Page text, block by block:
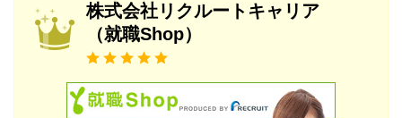
株式会社リクルートキャリア
（就職Shop）